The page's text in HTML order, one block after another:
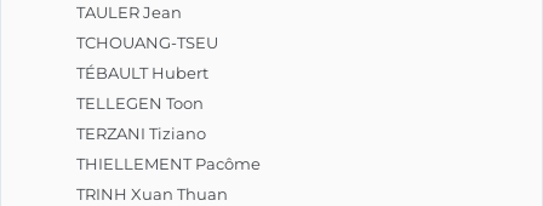
TAULER Jean
TCHOUANG-TSEU
TÉBAULT Hubert
TELLEGEN Toon
TERZANI Tiziano
THIELLEMENT Pacôme
TRINH Xuan Thuan